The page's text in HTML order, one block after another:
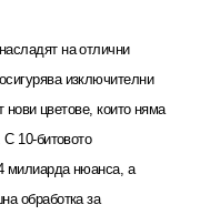
на отлични
осигурява изключителни
нови цветове, които няма
С 10-битовото
милиарда нюанса, а
обработка за